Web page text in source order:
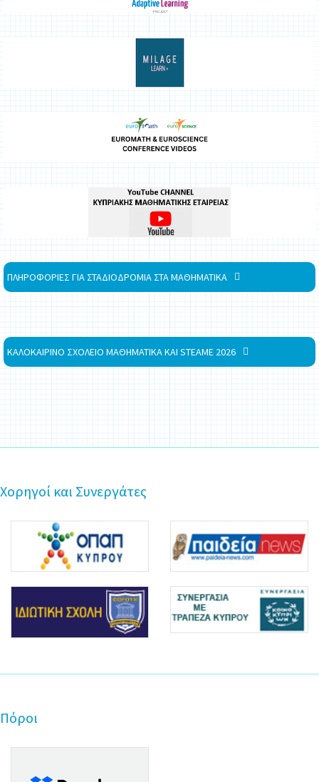
ΠΛΗΡΟΦΟΡΙΕΣ ΓΙΑ ΣΤΑΔΙΟΔΡΟΜΙΑ ΣΤΑ ΜΑΘΗΜΑΤΙΚΑ
ΚΑΛΟΚΑΙΡΙΝΟ ΣΧΟΛΕΙΟ ΜΑΘΗΜΑΤΙΚΑ ΚΑΙ STEAME 2026
Χορηγοί και Συνεργάτες
Πόροι